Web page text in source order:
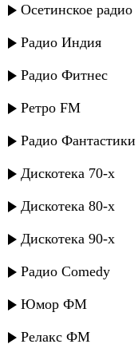
Осетинское радио
Радио Индия
Радио Фитнес
Ретро FM
Радио Фантастики
Дискотека 70-х
Дискотека 80-х
Дискотека 90-х
Радио Comedy
Юмор ФМ
Релакс ФМ
Мирес группа -
Мирес группа -
Мирес группа -
Мирес группа -
Мирес группа -